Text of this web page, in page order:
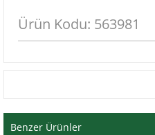
Ürün Kodu: 563981
Benzer Ürünler